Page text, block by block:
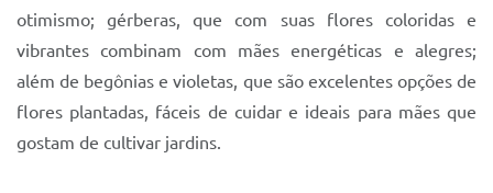
otimismo; gérberas, que com suas flores coloridas e
vibrantes combinam com mães energéticas e alegres;
além de begônias e violetas, que são excelentes opções de
flores plantadas, fáceis de cuidar e ideais para mães que
gostam de cultivar jardins.